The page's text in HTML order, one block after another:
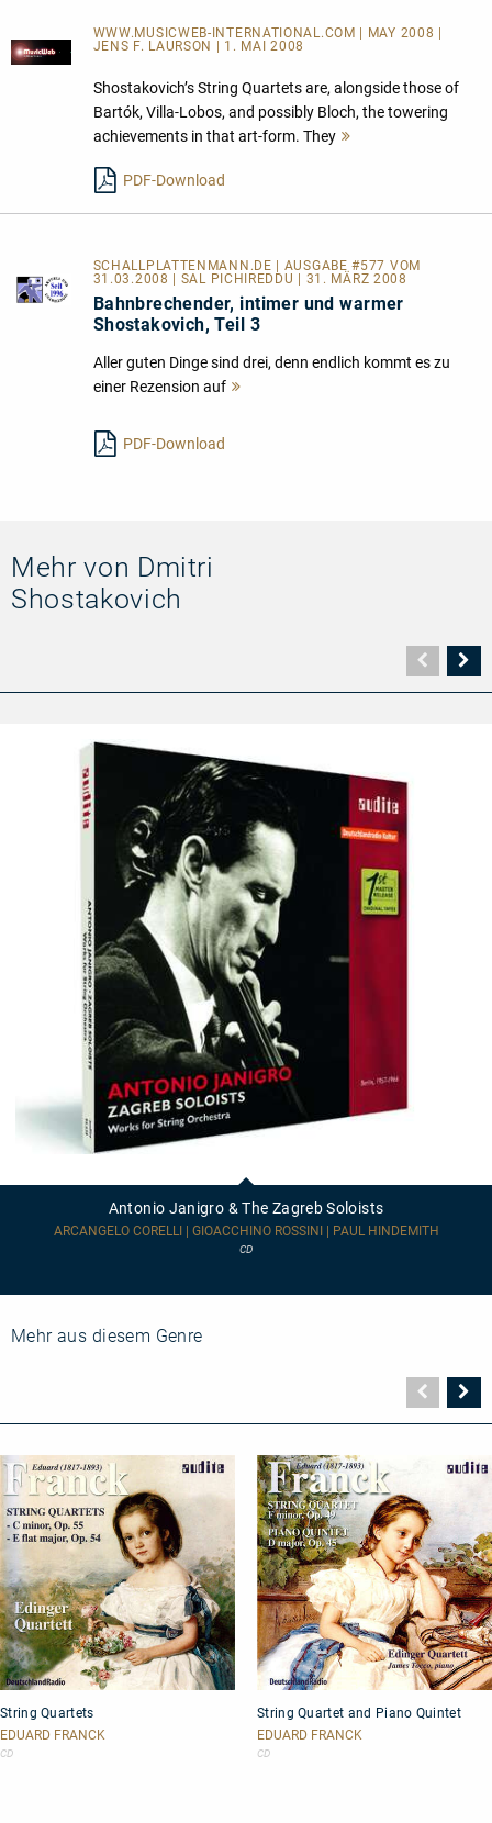
WWW.MUSICWEB-INTERNATIONAL.COM | MAY 2008 |
JENS F. LAURSON | 1. MAI 2008
Shostakovich’s String Quartets are, alongside those of
Bartók, Villa-Lobos, and possibly Bloch, the towering
achievements in that art-form. They
PDF-Download
SCHALLPLATTENMANN.DE | AUSGABE #577 VOM
31.03.2008 | SAL PICHIREDDU | 31. MÄRZ 2008
Bahnbrechender, intimer und warmer
Shostakovich, Teil 3
Aller guten Dinge sind drei, denn endlich kommt es zu
einer Rezension auf
PDF-Download
Mehr von Dmitri
Shostakovich
Seite
Antonio Janigro & The Zagreb Soloists
ARCANGELO CORELLI | GIOACCHINO ROSSINI | PAUL HINDEMITH
CD
Mehr aus diesem Genre
Seite
Quartets
String Quartets
EDUARD FRANCK
CD
Quartet
and
Piano
String Quartet and Piano Quintet
EDUARD FRANCK
CD